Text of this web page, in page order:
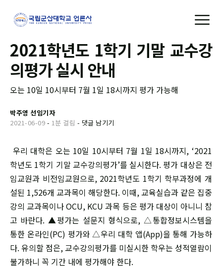
2021학년도 1학기 기말 교수강
의평가 실시 안내
오는 10일 10시부터 7월 1일 18시까지 평가 가능해
박주영 선임기자
2021-06-09 - 1분 걸림 - 댓글 남기기
우리 대학은 오는 10일 10시부터 7월 1일 18시까지, ‘2021
학년도 1학기 기말 교수강의평가’를 실시한다. 평가 대상은 전
임교원과 비전임교원으로, 2021학년도 1학기 학부과정에 개
설된 1,526개 교과목이 해당한다. 이때, 교육실습과 같은 집중
강의 교과목이나 OCU, KCU 과목 등은 평가 대상이 아니니 참
고 바란다. ▲평가는 설문지 형식으로, △통합정보시스템을
통한 온라인(PC) 평가와 △우리 대학 앱(App)을 통해 가능하
다. 유의할 점은, 교수강의평가를 미실시한 학우는 성적열람이
불가하니 꼭 기간 내에 평가해야 한다.